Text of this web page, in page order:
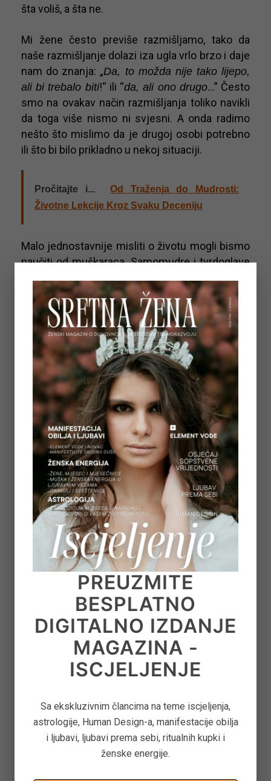
šta voliš, a šta ne.
Mi žene često previše razmišljamo, tako da
naše razmišljanje dolazi iza ugla vrlo brzo i daje
nam do znanja: „Da, to možda nije tako lijepo,
ali bi trebalo biti!“ ili “da, ali ono drugo…” Često
smo na ovakav način razmišljanja toliko navikli
da toga više nismo ni svjesni. A onda radimo
nešto što mislimo da je drugoj osobi potrebno
ili što bi bilo prikladno u nekoj situaciji.
Pročitajte i...
Od Traženja do Mudrosti:
Životne Lekcije Kroz Svaku Deceniju
Malo jednostavnije misliti o životu mogli bismo
naučiti od muškaraca. Samomudre i tvrdoglave
sebe, ali istovremeno osluškuju i vlastita
osjećanja. Na osnovu ovoga stupaju u kontakt
sa drugim, a da ne izgube ni sebe ni drugog.
Jeste li umorni od stalnog prilagođavanja? Da li
također želite da se više zalažete za ono što
jeste i naučite da osjetite kako je ponovo slušati
sebe? Kao life coach za žene mogu vam
pomoći kao neko ko je načeo 7 deceniju svog
života i kroz svoje životno iskustvo i
profesionalizam razumije kroz šta prolazite i sa
čime se suočavate.
O AUTORU
VANJA BEUKELMAN
PAVLOVIĆ
Vanja Beukelman Pavlović je
life i biznis coach i su-
osnivačica Online Life
autorica knjiga “Život” i
“Iluzija O Sebi”, “Holističko
Roditeljstvo”, “Put Ka Obilju” i
‘Priručnik Za Life Coaching’.
PREUZMITE
BESPLATNO
DIGITALNO IZDANJE
MAGAZINA -
ISCJELJENJE
Sa ekskluzivnim člancima na teme iscjeljenja,
astrologije, Human Design-a, manifestacije obilja
i ljubavi, ljubavi prema sebi, ritualnih kupki i
ženske energije.